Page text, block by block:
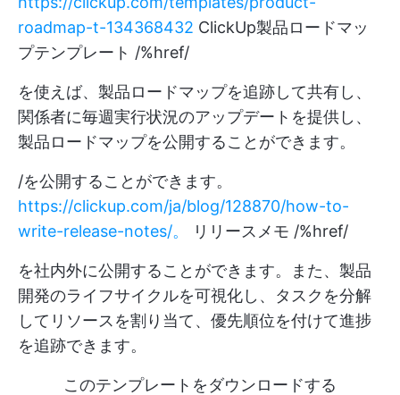
roadmap-t-134368432 ClickUp製品ロードマッ
プテンプレート /%href/
を使えば、製品ロードマップを追跡して共有し、
関係者に毎週実行状況のアップデートを提供し、
製品ロードマップを公開することができます。
/を公開することができます。
https://clickup.com/ja/blog/128870/how-to-
write-release-notes/。
リリースメモ /%href/
を社内外に公開することができます。また、製品
開発のライフサイクルを可視化し、タスクを分解
してリソースを割り当て、優先順位を付けて進捗
を追跡できます。
このテンプレートをダウンロードする